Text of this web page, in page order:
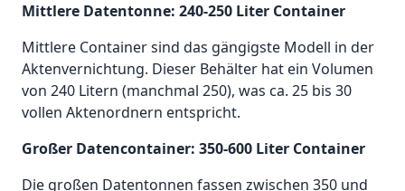
Mittlere Datentonne: 240-250 Liter Container
Mittlere Container sind das gängigste Modell in der
Aktenvernichtung. Dieser Behälter hat ein Volumen
von 240 Litern (manchmal 250), was ca. 25 bis 30
vollen Aktenordnern entspricht.
Großer Datencontainer: 350-600 Liter Container
Die großen Datentonnen fassen zwischen 350 und